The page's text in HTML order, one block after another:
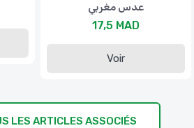
عدس مغربي
17,5 MAD
Voir
LES ARTICLES ASSOCIÉS